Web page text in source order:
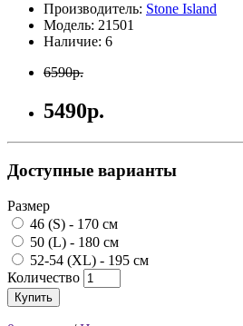
Производитель: Stone Island
Модель: 21501
Наличие: 6
6590р.
5490р.
Доступные варианты
Размер
46 (S) - 170 см
50 (L) - 180 см
52-54 (XL) - 195 см
Количество
Купить